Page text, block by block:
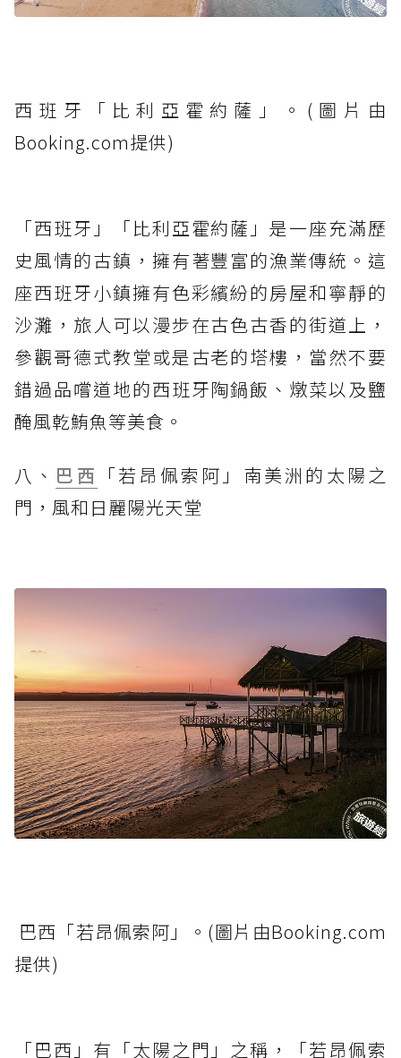
西班牙「比利亞霍約薩」。(圖片由
Booking.com提供)
「西班牙」「比利亞霍約薩」是一座充滿歷
史風情的古鎮，擁有著豐富的漁業傳統。這
座西班牙小鎮擁有色彩繽紛的房屋和寧靜的
沙灘，旅人可以漫步在古色古香的街道上，
參觀哥德式教堂或是古老的塔樓，當然不要
錯過品嚐道地的西班牙陶鍋飯、燉菜以及鹽
醃風乾鮪魚等美食。
八、 巴西 「若昂佩索阿」南美洲的太陽之
門，風和日麗陽光天堂
巴西「若昂佩索阿」。(圖片由Booking.com
提供)
「巴西」有「太陽之門」之稱，「若昂佩索